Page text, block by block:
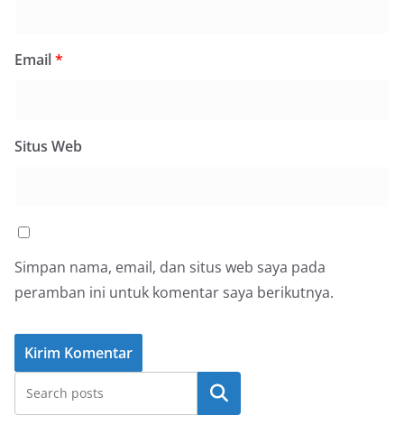
Email*
Situs Web
Simpan nama, email, dan situs web saya pada
peramban ini untuk komentar saya berikutnya.
Cari